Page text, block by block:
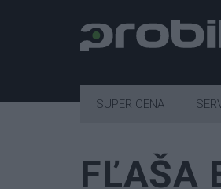
FĽAŠA
SUPER CENA